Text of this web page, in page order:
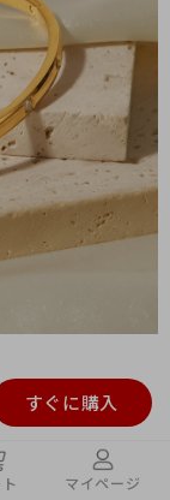
すぐに購入
マイページ